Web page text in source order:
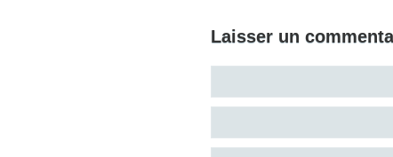
Laisser un